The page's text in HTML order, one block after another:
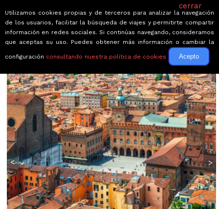
← Volver a Circuitos por Italia
< >
cerrar
Utilizamos cookies propias y de terceros para analizar la navegación
de los usuarios, facilitar la búsqueda de viajes y permitirte compartir
información en redes sociales. Si continúas navegando, consideramos
que aceptas su uso. Puedes obtener más información o cambiar la
configuración consultando nuestra política de cookies Acepto